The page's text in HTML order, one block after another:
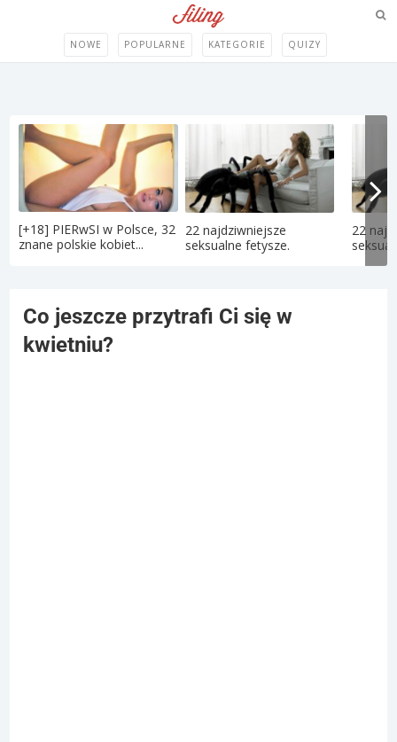
NOWE POPULARNE KATEGORIE QUIZY
[+18] PIERwSI w Polsce, 32
znane polskie kobiet...
22 najdziwniejsze
seksualne fetysze.
22
Co jeszcze przytrafi Ci się w
kwietniu?